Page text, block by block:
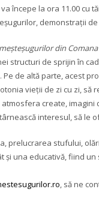
începe la ora 11.00 cu
demonstrații
din Comana
structuri de sprijin în
Pe de altă parte, acest
vieții de zi cu zi, să
create,
interesul, să le
prelucrarea stufului,
una educativă, fiind
, să ne